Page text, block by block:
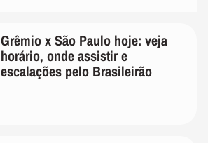
Grêmio x São Paulo hoje: veja
horário, onde assistir e
escalações pelo Brasileirão